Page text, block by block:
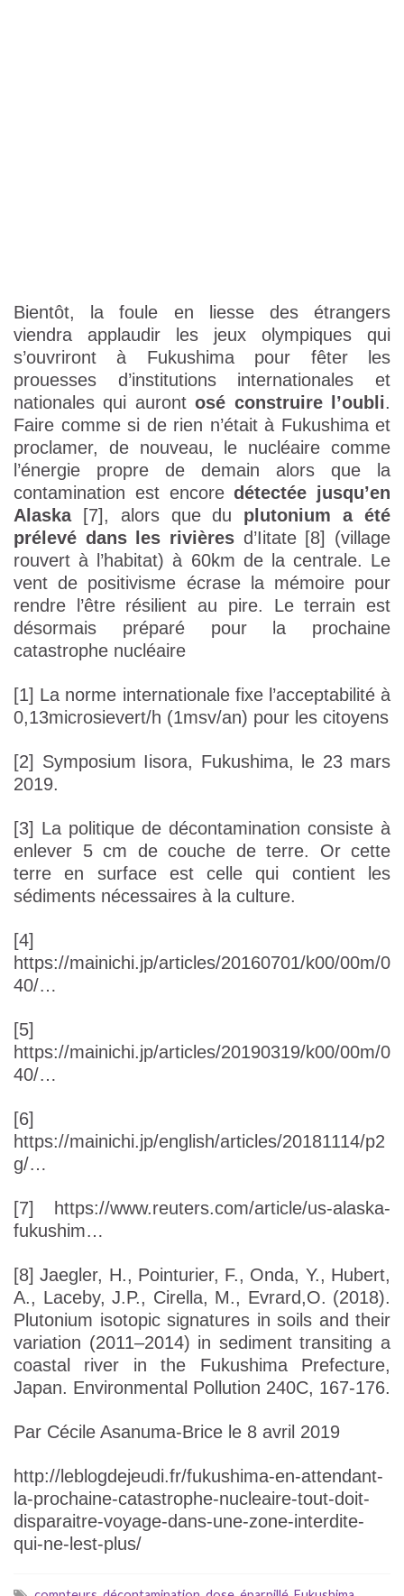
Bientôt, la foule en liesse des étrangers
viendra applaudir les jeux olympiques qui
s’ouvriront à Fukushima pour fêter les
prouesses d’institutions internationales et
nationales qui aurontosé construire l’oubli.
Faire comme si de rien n’était à Fukushima et
proclamer, de nouveau, le nucléaire comme
l’énergie propre de demain alors que la
contamination est encoredétectée jusqu’en
Alaska[7], alors que du plutonium a été
prélevé dans les rivières d’Iitate [8] (village
rouvert à l’habitat) à 60km de la centrale. Le
vent de positivisme écrase la mémoire pour
rendre l’être résilient au pire. Le terrain est
désormais préparé pour la prochaine
catastrophe nucléaire
[1] La norme internationale fixe l’acceptabilité à
0,13microsievert/h (1msv/an) pour les citoyens
[2] Symposium Iisora, Fukushima, le 23 mars
2019.
[3] La politique de décontamination consiste à
enlever 5 cm de couche de terre. Or cette
terre en surface est celle qui contient les
sédiments nécessaires à la culture.
[4]
https://mainichi.jp/articles/20160701/k00/00m/0
40/…
[5]
https://mainichi.jp/articles/20190319/k00/00m/0
40/…
[6]
https://mainichi.jp/english/articles/20181114/p2
g/…
[7] https://www.reuters.com/article/us-alaska-
fukushim…
[8] Jaegler, H., Pointurier, F., Onda, Y., Hubert,
A., Laceby, J.P., Cirella, M., Evrard,O. (2018).
Plutonium isotopic signatures in soils and their
variation (2011–2014) in sediment transiting a
coastal river in the Fukushima Prefecture,
Japan. Environmental Pollution 240C, 167-176.
Par Cécile Asanuma-Brice le 8 avril 2019
http://leblogdejeudi.fr/fukushima-en-attendant-
la-prochaine-catastrophe-nucleaire-tout-doit-
disparaitre-voyage-dans-une-zone-interdite-
qui-ne-lest-plus/